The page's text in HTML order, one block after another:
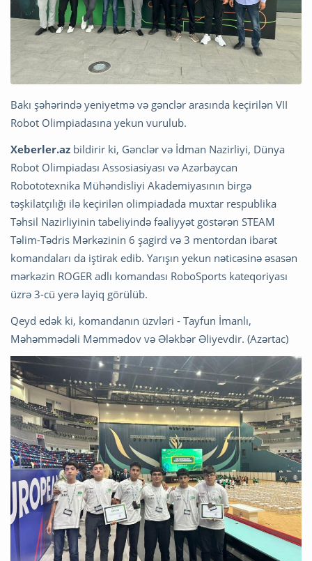
Bakı şəhərində yeniyetmə və gənclər arasında keçirilən VII
Robot Olimpiadasına yekun vurulub.
Xeberler.az bildirir ki, Gənclər və İdman Nazirliyi, Dünya
Robot Olimpiadası Assosiasiyası və Azərbaycan
Robototexnika Mühəndisliyi Akademiyasının birgə
təşkilatçılığı ilə keçirilən olimpiadada muxtar respublika
Təhsil Nazirliyinin tabeliyində fəaliyyət göstərən STEAM
Təlim-Tədris Mərkəzinin 6 şagird və 3 mentordan ibarət
komandaları da iştirak edib. ️Yarışın yekun nəticəsinə əsasən
mərkəzin ROGER adlı komandası RoboSports kateqoriyası
üzrə 3-cü yerə layiq görülüb.
Qeyd edək ki, komandanın üzvləri - Tayfun İmanlı,
Məhəmmədəli Məmmədov və Ələkbər Əliyevdir. (Azərtac)